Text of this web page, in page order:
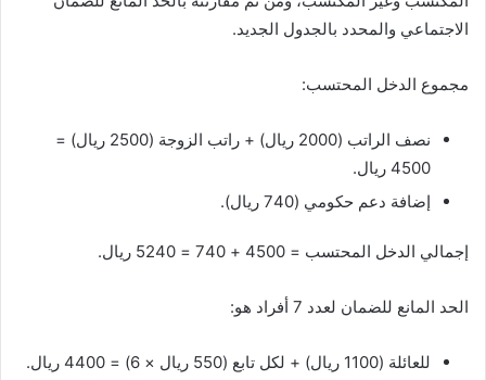
الاجتماعي والمحدد بالجدول الجديد.
مجموع الدخل المحتسب:
نصف الراتب (2000 ريال) + راتب الزوجة (2500 ريال) =
4500 ريال.
إضافة دعم حكومي (740 ريال).
إجمالي الدخل المحتسب = 4500 + 740 = 5240 ريال.
الحد المانع للضمان لعدد 7 أفراد هو:
للعائلة (1100 ريال) + لكل تابع (550 ريال × 6) = 4400 ريال.